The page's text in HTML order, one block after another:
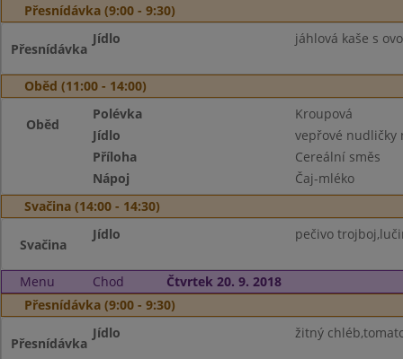
Přesnídávka (9:00 - 9:30)
Přesnídávka
Jídlo jáhlová kaše s
Oběd (11:00 - 14:00)
Oběd
Polévka
Kroupová
Jídlo
vepřové nudličky
Příloha
Cereální směs
Nápoj
Čaj-mléko
Svačina (14:00 - 14:30)
Svačina
Jídlo pečivo
Menu Chod
Čtvrtek 20. 9. 2018
Přesnídávka (9:00 - 9:30)
Přesnídávka
Jídlo žitný